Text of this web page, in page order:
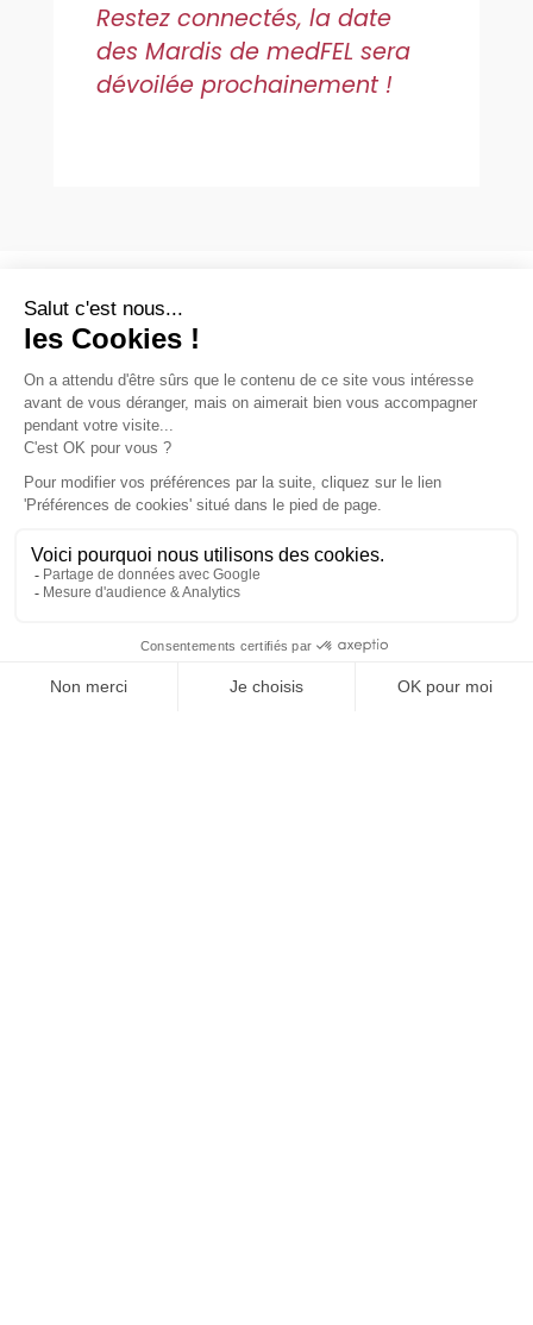
Restez connectés, la date
des Mardis de medFEL sera
dévoilée prochainement !
Questions courantes
Comment s'inscrire aux Mardis de
medFEL ?
Les inscriptions ne sont pas encore
En attendant, vous pouvez visiter le salon
medFEL : demandez votre badge visiteur
visiteur » du menu.